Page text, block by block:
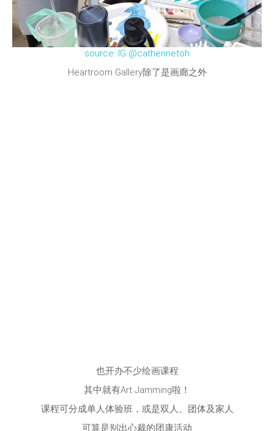
source: IG @catherinetoh
Heartroom Gallery除了是画廊之外
也开办不少绘画课程
其中就有Art Jamming啦！
课程可分成单人体验班，或是双人、团体及家人
可算是别出心裁的团康活动